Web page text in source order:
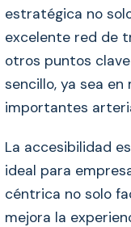
estratégica no
excelente red de
otros puntos
sencillo, ya sea
importantes
La accesibilidad
ideal para
céntrica no solo
mejora la